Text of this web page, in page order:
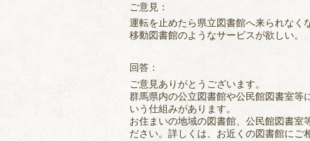
ご意見：
運転を止めたら県立図書館へ来られなく
移動図書館のようなサービスが欲しい。
回答：
ご意見ありがとうございます。
群馬県内の公立図書館や公民館図書室等
いう仕組みがあります。
お住まいの地域の図書館、公民館図書
ださい。詳しくは、お近くの図書館にご